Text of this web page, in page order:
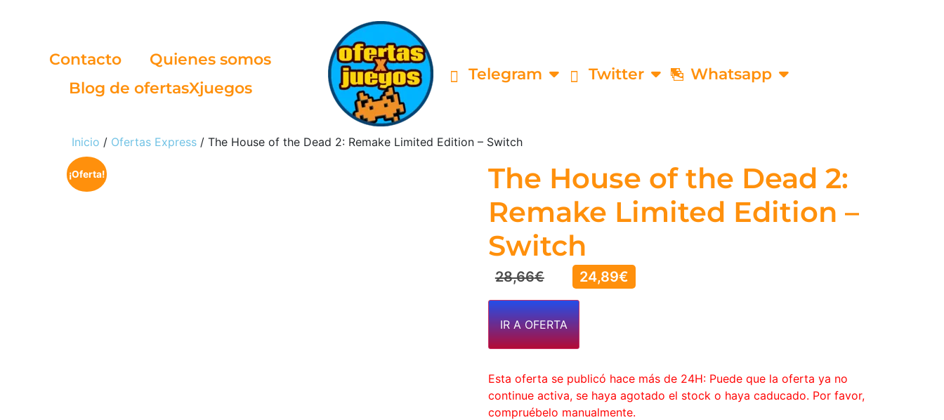
Contacto
Quienes somos
Blog de ofertasXjuegos
Telegram Twitter Whatsapp
Inicio / Ofertas Express / The House of the Dead 2: Remake Limited Edition – Switch
¡Oferta!
The House of the Dead 2:
Remake Limited Edition –
Switch
28,66€ 24,89€
IR A OFERTA
Esta oferta se publicó hace más de 24H: Puede que la oferta ya no
continue activa, se haya agotado el stock o haya caducado. Por favor,
compruébelo manualmente.